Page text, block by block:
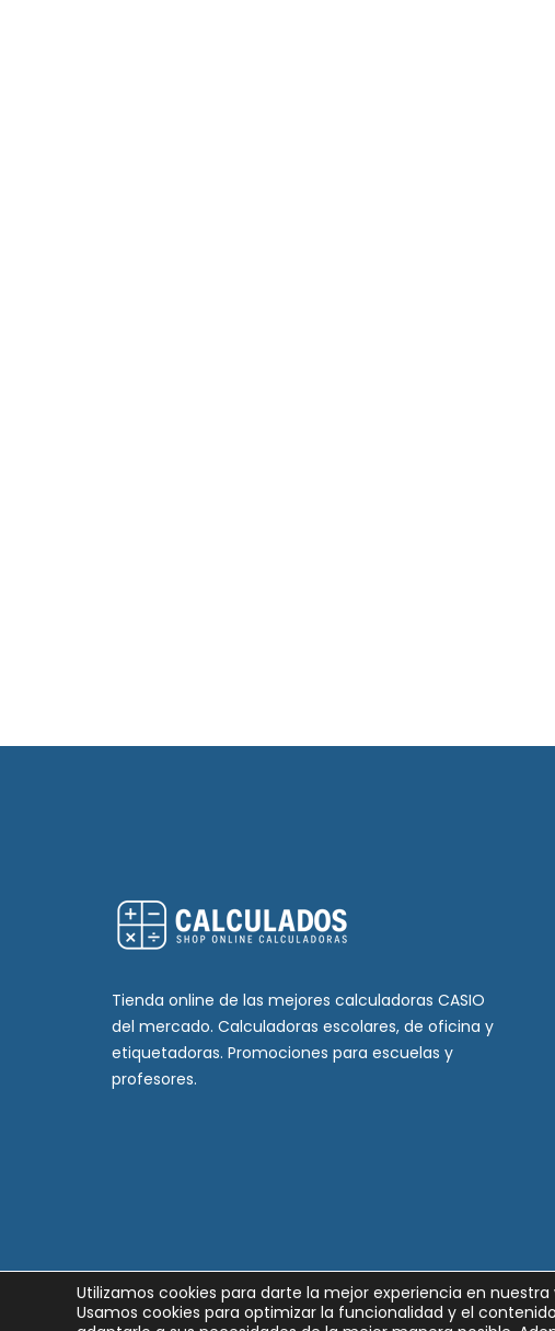
Tienda online de las mejores calculadoras CASIO
del mercado. Calculadoras escolares, de oficina y
etiquetadoras. Promociones para escuelas y
profesores.
Utilizamos cookies para darte la mejor experiencia en nuestra
Usamos cookies para optimizar la funcionalidad y el